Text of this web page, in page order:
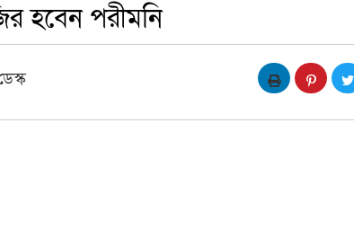
হবেন পরীমনি